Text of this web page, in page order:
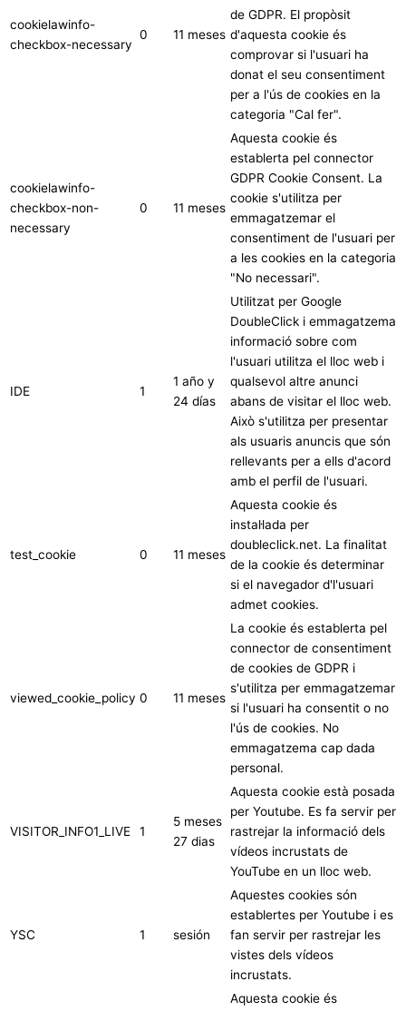
cookielawinfo-
checkbox-necessary
0 11 meses
de GDPR. El propòsit
d'aquesta cookie és
comprovar si l'usuari ha
donat el seu consentiment
per a l'ús de cookies en la
categoria "Cal fer".
cookielawinfo-
checkbox-non-
necessary
0 11 meses
Aquesta cookie és
establerta pel connector
GDPR Cookie Consent. La
cookie s'utilitza per
emmagatzemar el
consentiment de l'usuari per
a les cookies en la categoria
"No necessari".
IDE 1
1 año y
24 días
Utilitzat per Google
DoubleClick i emmagatzema
informació sobre com
l'usuari utilitza el lloc web i
qualsevol altre anunci
abans de visitar el lloc web.
Això s'utilitza per presentar
als usuaris anuncis que són
rellevants per a ells d'acord
amb el perfil de l'usuari.
test_cookie 0 11 meses
Aquesta cookie és
instal·lada per
doubleclick.net. La finalitat
de la cookie és determinar
si el navegador d'l'usuari
admet cookies.
viewed_cookie_policy 0 11 meses
La cookie és establerta pel
connector de consentiment
de cookies de GDPR i
s'utilitza per emmagatzemar
si l'usuari ha consentit o no
l'ús de cookies. No
emmagatzema cap dada
personal.
VISITOR_INFO1_LIVE 1
5 meses
27 dias
Aquesta cookie està posada
per Youtube. Es fa servir per
rastrejar la informació dels
vídeos incrustats de
YouTube en un lloc web.
YSC 1 sesión
Aquestes cookies són
establertes per Youtube i es
fan servir per rastrejar les
vistes dels vídeos
incrustats.
Aquesta cookie és